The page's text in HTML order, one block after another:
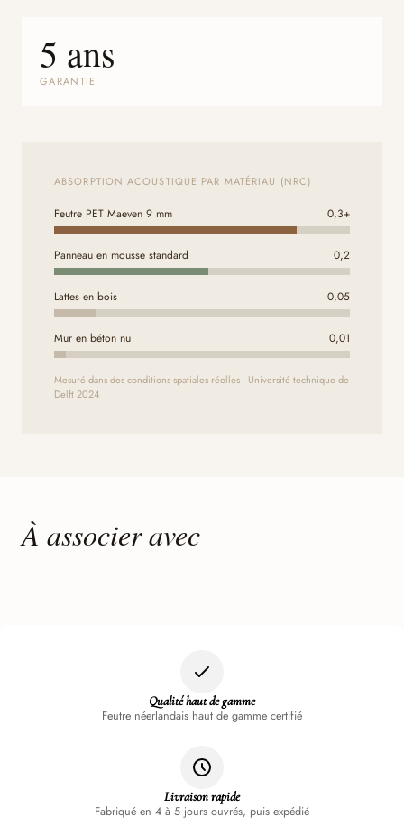
5 ans
GARANTIE
ABSORPTION ACOUSTIQUE PAR MATÉRIAU (NRC)
Feutre PET Maeven 9 mm 0,3+
Panneau en mousse standard 0,2
Lattes en bois 0,05
Mur en béton nu 0,01
Mesuré dans des conditions spatiales réelles · Université technique de
Delft 2024
À associer avec
Qualité haut de gamme
Feutre néerlandais haut de gamme certifié
Livraison rapide
Fabriqué en 4 à 5 jours ouvrés, puis expédié